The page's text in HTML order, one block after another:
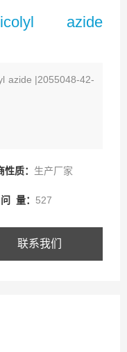
azide
azide |2055048-42-
性质： 生产厂家
量： 527
联系我们